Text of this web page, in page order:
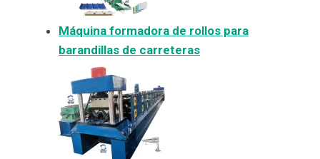
Máquina formadora de rollos para
barandillas de carreteras